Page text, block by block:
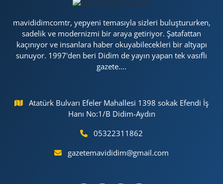
mavididimcomtr, yepyeni temasıyla sizleri buluştururken,
sadelik ve modernizmi bir araya getiriyor. Şatafattan
kaçınıyor ve insanlara haber okuyabilecekleri bir altyapı
sunuyor. 1997'den beri Didim de yayın yapan tek vasıflı
gazete....
Atatürk Bulvarı Efeler Mahallesi 1398 sokak Efendi İş
Hanı No:1/B Didim-Aydın
05322311862
gazetemavididim@gmail.com